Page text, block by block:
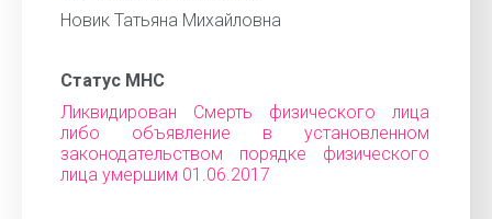
Новик Татьяна Михайловна
Статус МНС
Ликвидирован Смерть физического лица
либо объявление в установленном
законодательством порядке физического
лица умершим 01.06.2017